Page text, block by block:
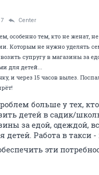
Center
особенно тем, кто не женат,
Которым не нужно уделять
супругу в магазины за
для детей...
и через 15 часов вылез.
больше у тех,
детей в садик/
за едой, одеждой,
Работа в такси
эти